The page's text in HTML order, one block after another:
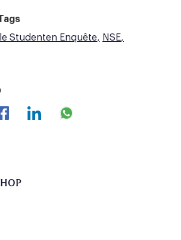
Studenten Enquête
NSE
HOP